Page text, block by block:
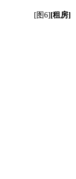
[图6][租房]